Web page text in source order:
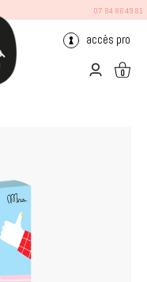
07 84 86 49 81
accès pro
0